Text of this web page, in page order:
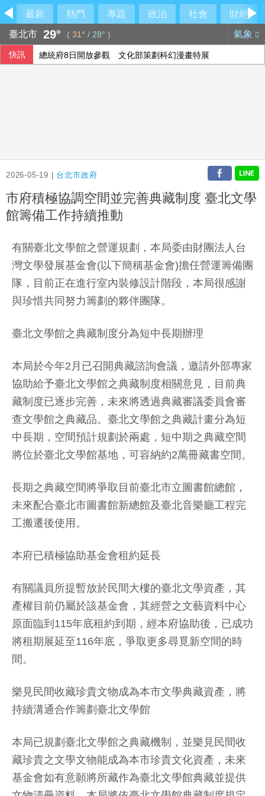
最新 熱門 專題 政治 社會
財經
臺北市 29° ( 31° / 28° ) 氣象
快訊 總統府8日開放參觀 文化部策劃科幻漫畫特展
2026-05-19 | 台北市政府
市府積極協調空間並完善典藏制度 臺北文學
館籌備工作持續推動
有關臺北文學館之營運規劃，本局委由財團法人台
灣文學發展基金會(以下簡稱基金會)擔任營運籌備團
隊，目前正在進行室內裝修設計階段，本局很感謝
與珍惜共同努力籌劃的夥伴團隊。
臺北文學館之典藏制度分為短中長期辦理
本局於今年2月已召開典藏諮詢會議，邀請外部專家
協助給予臺北文學館之典藏制度相關意見，目前典
藏制度已逐步完善，未來將透過典藏審議委員會審
查文學館之典藏品。臺北文學館之典藏計畫分為短
中長期，空間預計規劃於兩處，短中期之典藏空間
將位於臺北文學館基地，可容納約2萬冊藏書空間。
長期之典藏空間將爭取目前臺北市立圖書館總館，
未來配合臺北市圖書館新總館及臺北音樂廳工程完
工搬遷後使用。
本府已積極協助基金會租約延長
有關議員所提暫放於民間大樓的臺北文學資產，其
產權目前仍屬於該基金會，其經營之文藝資料中心
原面臨到115年底租約到期，經本府協助後，已成功
將租期展延至116年底，爭取更多尋覓新空間的時
間。
樂見民間收藏珍貴文物成為本市文學典藏資產，將
持續溝通合作籌劃臺北文學館
本局已規劃臺北文學館之典藏機制，並樂見民間收
藏珍貴之文學文物能成為本市珍貴文化資產，未來
基金會如有意願將所藏作為臺北文學館典藏並提供